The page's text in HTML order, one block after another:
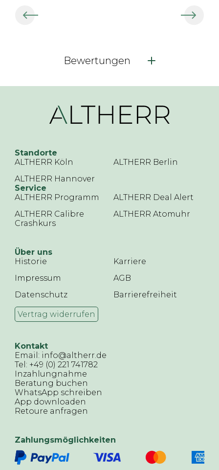
Bewertungen
Standorte
ALTHERR Köln
ALTHERR Berlin
ALTHERR Hannover
Service
ALTHERR Programm
ALTHERR Deal Alert
ALTHERR Calibre
Crashkurs
ALTHERR Atomuhr
Über uns
Historie
Karriere
Impressum
AGB
Datenschutz
Barrierefreiheit
Vertrag widerrufen
Kontakt
Email: info@altherr.de
Tel: +49 (0) 221 741782
Inzahlungnahme
Beratung buchen
WhatsApp schreiben
App downloaden
Retoure anfragen
Zahlungsmöglichkeiten